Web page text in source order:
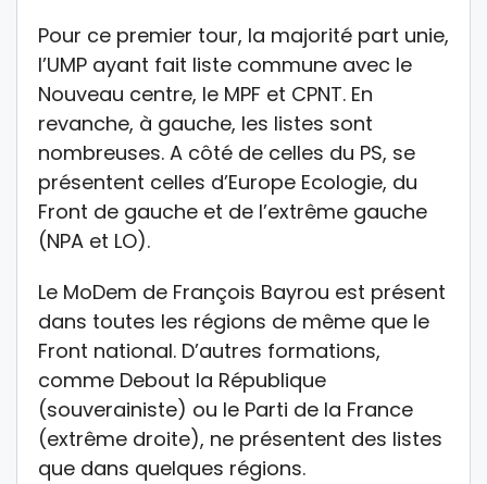
Pour ce premier tour, la majorité part unie,
l’UMP ayant fait liste commune avec le
Nouveau centre, le MPF et CPNT. En
revanche, à gauche, les listes sont
nombreuses. A côté de celles du PS, se
présentent celles d’Europe Ecologie, du
Front de gauche et de l’extrême gauche
(NPA et LO).
Le MoDem de François Bayrou est présent
dans toutes les régions de même que le
Front national. D’autres formations,
comme Debout la République
(souverainiste) ou le Parti de la France
(extrême droite), ne présentent des listes
que dans quelques régions.